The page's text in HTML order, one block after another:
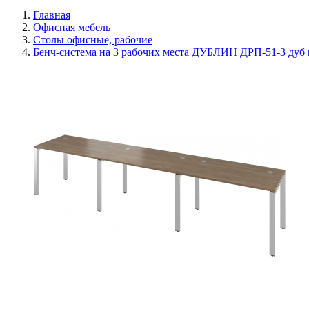
Главная
Офисная мебель
Столы офисные, рабочие
Бенч-система на 3 рабочих места ДУБЛИН ДРП-51-3 дуб